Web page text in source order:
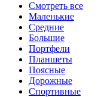
Смотреть все
Маленькие
Средние
Большие
Портфели
Планшеты
Поясные
Дорожные
Спортивные